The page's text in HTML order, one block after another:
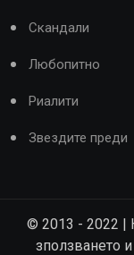
Скандали
Любопитно
Риалити
Звездите преди
© 2013 - 2022 |
зползването